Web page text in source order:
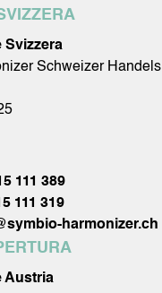
Svizzera
Schweizer Handels
111 389
111 319
harmonizer.ch
Austria